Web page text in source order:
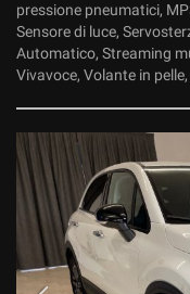
pressione pneumatici,
Sensore di luce,
Automatico, Streaming
Vivavoce, Volante in